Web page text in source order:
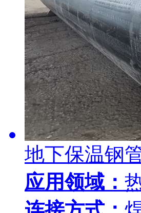
地下保温钢
应用领域：